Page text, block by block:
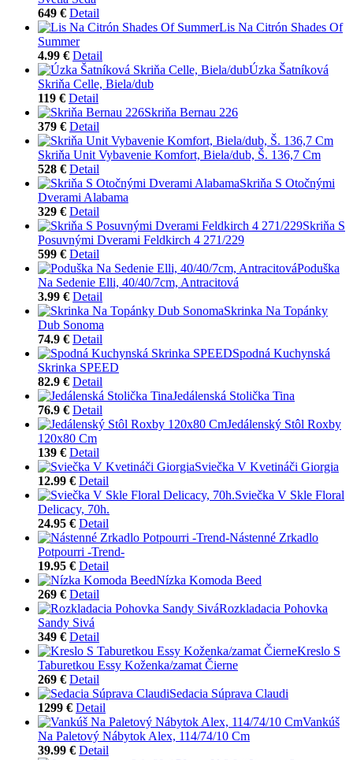
649 € Detail
Lis Na Citrón Shades Of
Summer
4.99 € Detail
Úzka Šatníková
Skriňa Celle, Biela/dub
119 € Detail
Skriňa Bernau 226
379 € Detail
Skriňa Unit Vybavenie Komfort, Biela/dub, Š. 136,7 Cm
528 € Detail
Skriňa S Otočnými
Dverami Alabama
329 € Detail
Skriňa S
Posuvnými Dverami Feldkirch 4 271/229
599 € Detail
Poduška
Na Sedenie Elli, 40/40/7cm, Antracitová
3.99 € Detail
Skrinka Na Topánky
Dub Sonoma
74.9 € Detail
Spodná Kuchynská
Skrinka SPEED
82.9 € Detail
Jedálenská Stolička Tina
76.9 € Detail
Jedálenský Stôl Roxby
120x80 Cm
139 € Detail
Sviečka V Kvetináči Giorgia
12.99 € Detail
Sviečka V Skle Floral
Delicacy, 70h.
24.95 € Detail
Nástenné Zrkadlo
Potpourri -Trend-
19.95 € Detail
Nízka Komoda Beed
269 € Detail
Rozkladacia Pohovka
Sandy Sivá
349 € Detail
Kreslo S
Taburetkou Essy Koženka/zamat Čierne
269 € Detail
Sedacia Súprava Claudi
1299 € Detail
Vankúš
Na Paletový Nábytok Alex, 114/74/10 Cm
39.99 € Detail